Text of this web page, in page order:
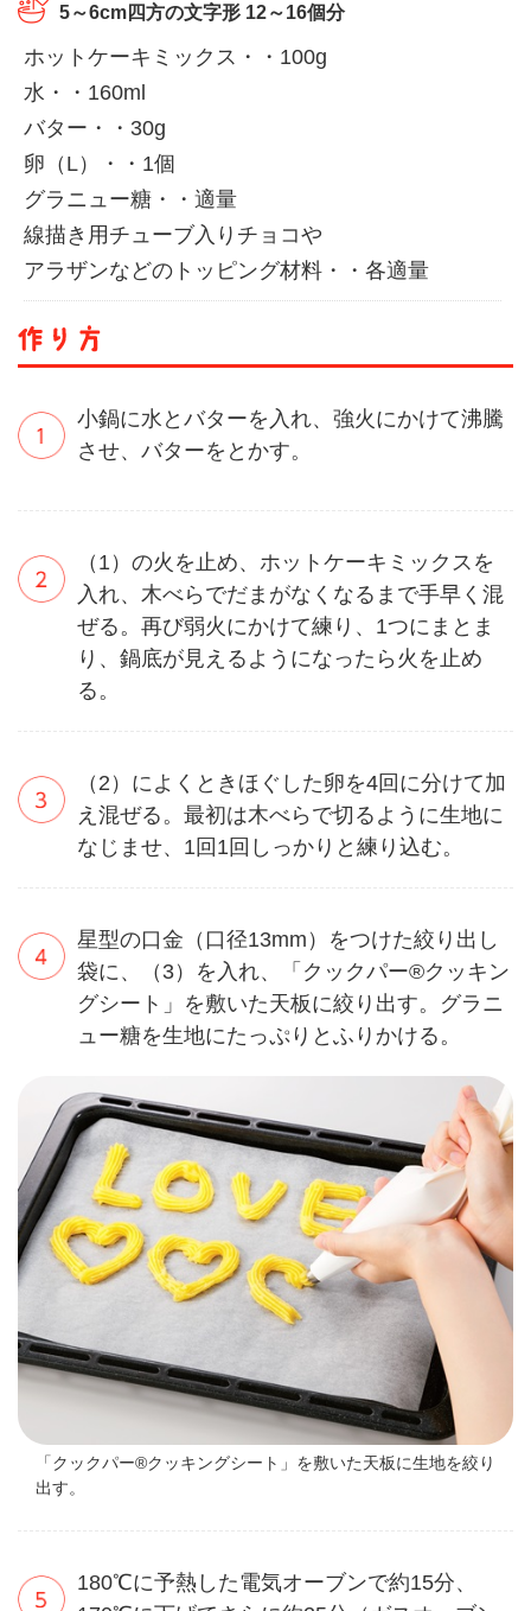
5～6cm四方の文字形 12～16個分
ホットケーキミックス・・100g
水・・160ml
バター・・30g
卵（L）・・1個
グラニュー糖・・適量
線描き用チューブ入りチョコや
アラザンなどのトッピング材料・・各適量
小鍋に水とバターを入れ、強火にかけて沸騰
させ、バターをとかす。
（1）の火を止め、ホットケーキミックスを
入れ、木べらでだまがなくなるまで手早く混
ぜる。再び弱火にかけて練り、1つにまとま
り、鍋底が見えるようになったら火を止め
る。
（2）によくときほぐした卵を4回に分けて加
え混ぜる。最初は木べらで切るように生地に
なじませ、1回1回しっかりと練り込む。
星型の口金（口径13mm）をつけた絞り出し
袋に、（3）を入れ、「クックパー®クッキン
グシート」を敷いた天板に絞り出す。グラニ
ュー糖を生地にたっぷりとふりかける。
「クックパー®クッキングシート」を敷いた天板に生地を絞り
出す。
180℃に予熱した電気オーブンで約15分、